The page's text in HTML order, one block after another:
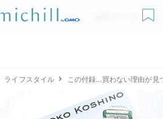
無料ダウンロード
ライフスタイル この付録…買わない理由が見